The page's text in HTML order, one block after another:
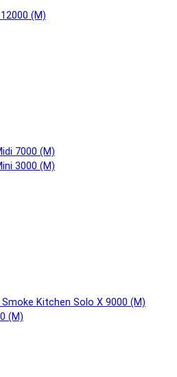
(М)
7000 (М)
3000 (М)
Smoke Kitchen Solo X 9000 (М)
(М)